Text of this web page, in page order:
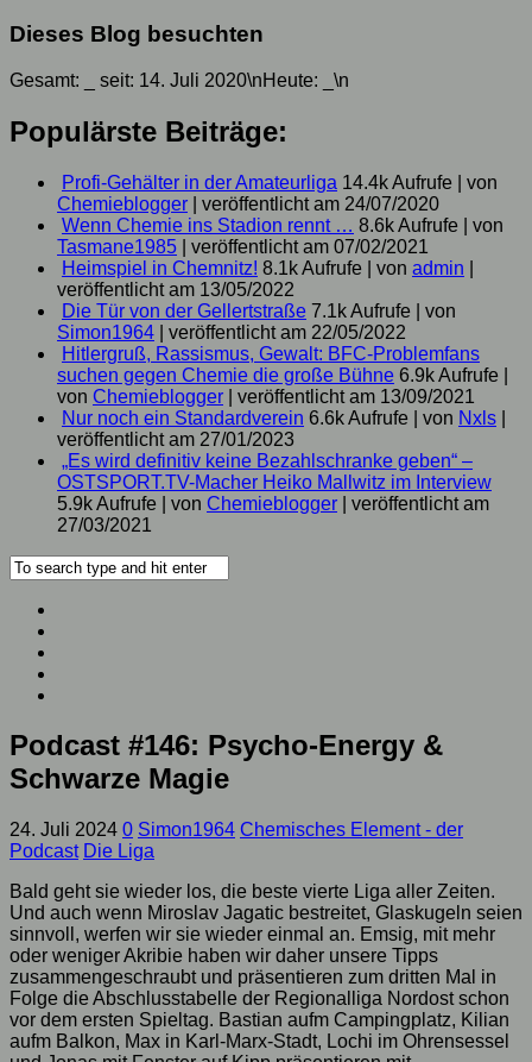
Dieses Blog besuchten
Gesamt: seit: 14. Juli 2020\nHeute: \n
Populärste Beiträge:
Profi-Gehälter in der Amateurliga 14.4k Aufrufe
von
Chemieblogger
veröffentlicht am 24/07/2020
Wenn Chemie ins Stadion rennt … 8.6k Aufrufe
von
Tasmane1985
veröffentlicht am 07/02/2021
Heimspiel in Chemnitz! 8.1k Aufrufe von admin
veröffentlicht am 13/05/2022
Die Tür von der Gellertstraße 7.1k Aufrufe
von
Simon1964
veröffentlicht am 22/05/2022
Hitlergruß, Rassismus, Gewalt: BFC-Problemfans
suchen gegen Chemie die große Bühne 6.9k Aufrufe
von Chemieblogger
veröffentlicht am 13/09/2021
Nur noch ein Standardverein 6.6k Aufrufe von Nxls
veröffentlicht am 27/01/2023
„Es wird definitiv keine Bezahlschranke geben“ –
OSTSPORT.TV-Macher Heiko Mallwitz im Interview
5.9k Aufrufe
von Chemieblogger
veröffentlicht am
27/03/2021
Podcast #146: Psycho-Energy &
Schwarze Magie
24. Juli 2024 0 Simon1964 Chemisches Element - der
Podcast Die Liga
Bald geht sie wieder los, die beste vierte Liga aller Zeiten.
Und auch wenn Miroslav Jagatic bestreitet, Glaskugeln seien
sinnvoll, werfen wir sie wieder einmal an. Emsig, mit mehr
oder weniger Akribie haben wir daher unsere Tipps
zusammengeschraubt und präsentieren zum dritten Mal in
Folge die Abschlusstabelle der Regionalliga Nordost schon
vor dem ersten Spieltag. Bastian aufm Campingplatz, Kilian
aufm Balkon, Max in Karl-Marx-Stadt, Lochi im Ohrensessel